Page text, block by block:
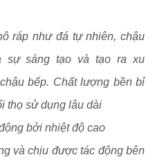
ráp như đá tự nhiên, chậu
sự sáng tạo và tạo ra xu
bếp. Chất lượng bền bỉ
thọ sử dụng lâu dài
bởi nhiệt độ cao
và chịu được tác động bên